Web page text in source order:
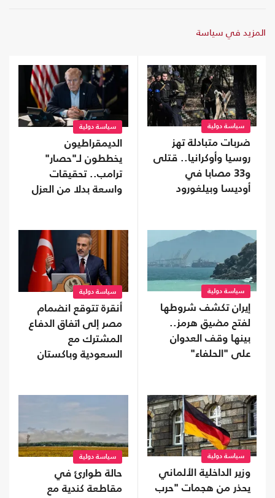
المزيد في سياسة
سياسة دولية
ضربات متبادلة تهز
روسيا وأوكرانيا.. قتلى
و33 مصابا في
أوديسا وبيلغورود
سياسة دولية
الديمقراطيون
يخططون لـ"حصار"
ترامب.. تحقيقات
واسعة بدلا من العزل
سياسة دولية
إيران تكشف شروطها
لفتح مضيق هرمز..
بينها وقف العدوان
على "الحلفاء"
سياسة دولية
أنقرة تتوقع انضمام
مصر إلى اتفاق الدفاع
المشترك مع
السعودية وباكستان
سياسة دولية
وزير الداخلية الألماني
يحذر من هجمات "حرب
سياسة دولية
حالة طوارئ في
مقاطعة كندية مع